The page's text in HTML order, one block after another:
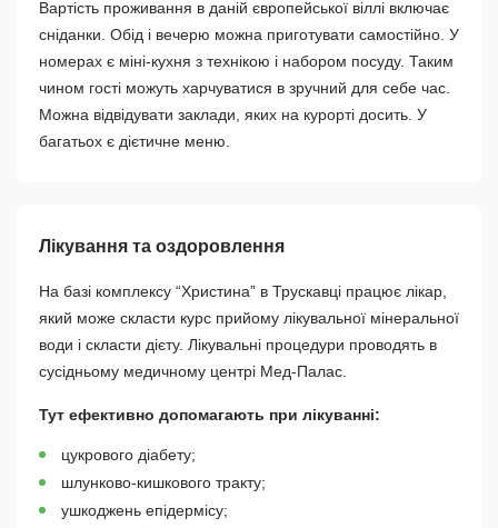
Вартість проживання в даній європейської віллі включає
сніданки. Обід і вечерю можна приготувати самостійно. У
номерах є міні-кухня з технікою і набором посуду. Таким
чином гості можуть харчуватися в зручний для себе час.
Можна відвідувати заклади, яких на курорті досить. У
багатьох є дієтичне меню.
Лікування та оздоровлення
На базі комплексу “Христина” в Трускавці працює лікар,
який може скласти курс прийому лікувальної мінеральної
води і скласти дієту. Лікувальні процедури проводять в
сусідньому медичному центрі Мед-Палас.
Тут ефективно допомагають при лікуванні:
цукрового діабету;
шлунково-кишкового тракту;
ушкоджень епідермісу;